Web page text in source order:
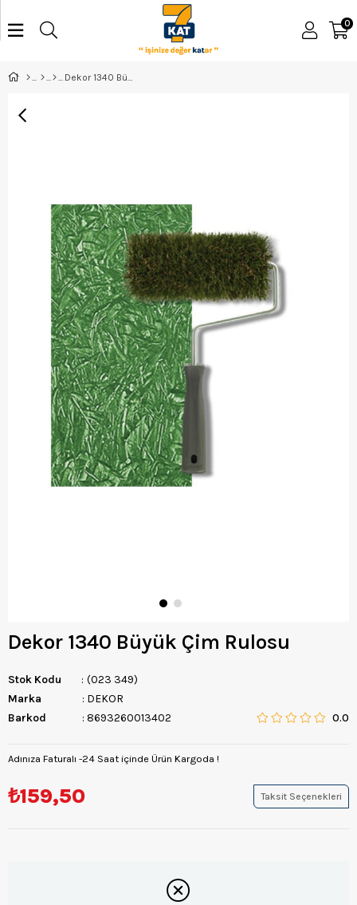
0
Dekor 1340 Büyük Çim Rulosu
Stok Kodu
(023 349)
Marka
: DEKOR
Barkod
: 8693260013402 0.0
Adınıza Faturalı -24 Saat içinde Ürün Kargoda !
₺159,50 Taksit Seçenekleri